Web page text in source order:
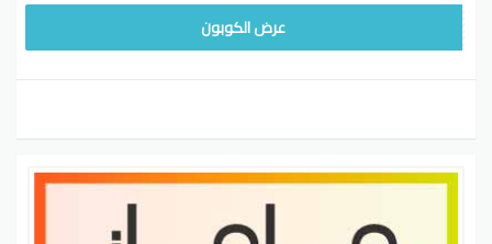
عرض الكوبون